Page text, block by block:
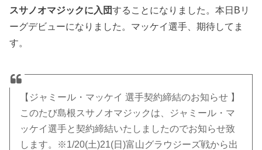
スサノオマジックに入団することになりました。本日Bリ
ーグデビューになりました。マッケイ選手、期待してま
す。
【ジャミール・マッケイ 選手契約締結のお知らせ 】
このたび島根スサノオマジックは、ジャミール・マ
ッケイ選手と契約締結いたしましたのでお知らせ致
します。※1/20(土)21(日)富山グラウジーズ戦から出